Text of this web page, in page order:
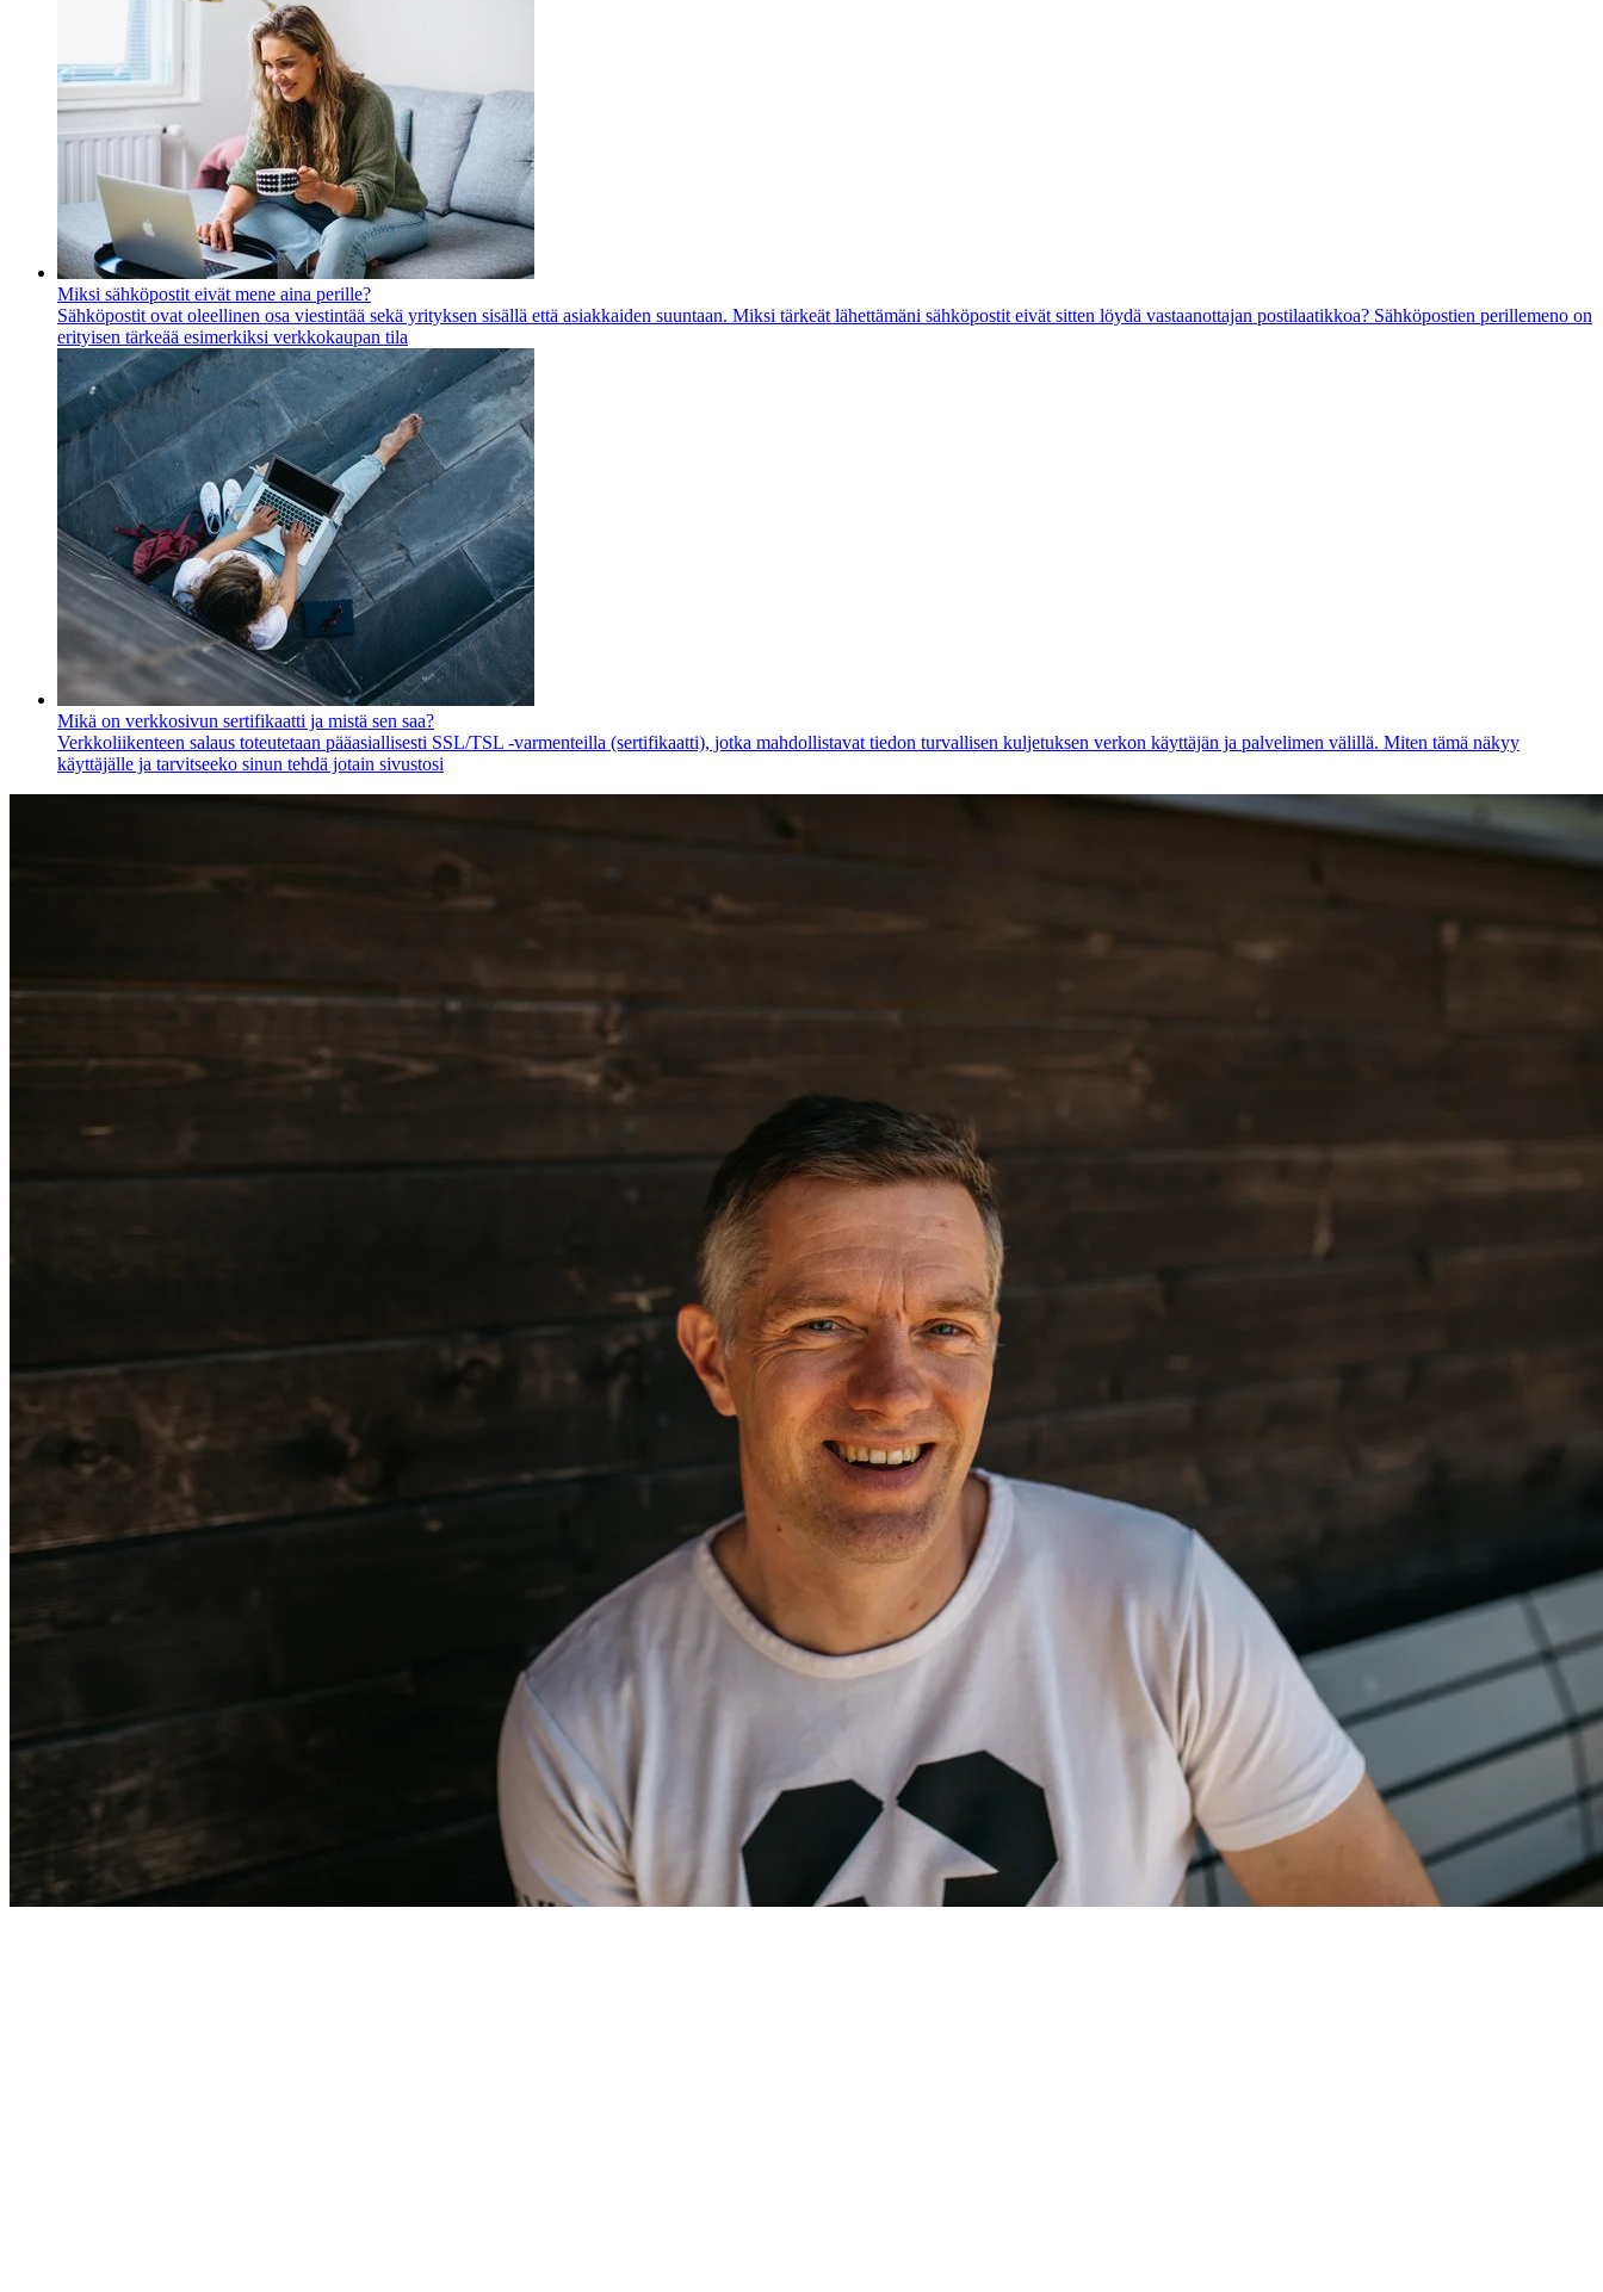
Miksi sähköpostit eivät mene aina perille?
Sähköpostit ovat oleellinen osa viestintää sekä yrityksen sisällä että asiakkaiden suuntaan. Miksi tärkeät lähettämäni sähköpostit eivät sitten löydä vastaanottajan postilaatikkoa? Sähköpostien perillemeno on
erityisen tärkeää esimerkiksi verkkokaupan tila
Mikä on verkkosivun sertifikaatti ja mistä sen saa?
Verkkoliikenteen salaus toteutetaan pääasiallisesti SSL/TSL -varmenteilla (sertifikaatti), jotka mahdollistavat tiedon turvallisen kuljetuksen verkon käyttäjän ja palvelimen välillä. Miten tämä näkyy
käyttäjälle ja tarvitseeko sinun tehdä jotain sivustosi